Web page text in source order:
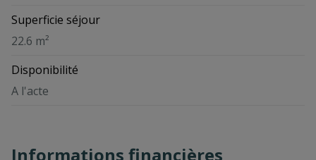
Superficie séjour
22.6 m²
Disponibilité
A l'acte
Informations financières